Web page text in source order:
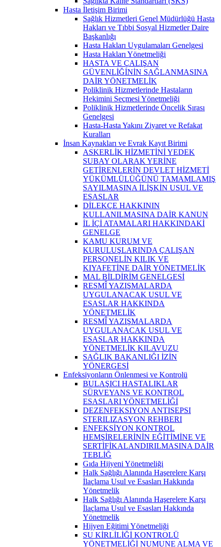
Hasta İletişim Birimi
Sağlık Hizmetleri Genel Müdürlüğü Hasta
Hakları ve Tıbbi Sosyal Hizmetler Daire
Başkanlığı
Hasta Hakları Uygulamaları Genelgesi
Hasta Hakları Yönetmeliği
HASTA VE ÇALIŞAN
GÜVENLİĞİNİN SAĞLANMASINA
DAİR YÖNETMELİK
Poliklinik Hizmetlerinde Hastaların
Hekimini Seçmesi Yönetmeliği
Poliklinik Hizmetlerinde Öncelik Sırası
Genelgesi
Hasta-Hasta Yakını Ziyaret ve Refakat
Kuralları
İnsan Kaynakları ve Evrak Kayıt Birimi
ASKERLİK HİZMETİNİ YEDEK
SUBAY OLARAK YERİNE
GETİRENLERİN DEVLET HİZMETİ
YÜKÜMLÜLÜĞÜNÜ TAMAMLAMIŞ
SAYILMASINA İLİŞKİN USUL VE
ESASLAR
DİLEKÇE HAKKININ
KULLANILMASINA DAİR KANUN
İL İÇİ ATAMALARI HAKKINDAKİ
GENELGE
KAMU KURUM VE
KURULUŞLARINDA ÇALIŞAN
PERSONELİN KILIK VE
KIYAFETİNE DAİR YÖNETMELİK
MAL BİLDİRİM GENELGESİ
RESMÎ YAZIŞMALARDA
UYGULANACAK USUL VE
ESASLAR HAKKINDA
YÖNETMELİK
RESMÎ YAZIŞMALARDA
UYGULANACAK USUL VE
ESASLAR HAKKINDA
YÖNETMELİK KILAVUZU
SAĞLIK BAKANLIĞI İZİN
YÖNERGESİ
Enfeksiyonların Önlenmesi ve Kontrolü
BULAŞICI HASTALIKLAR
SÜRVEYANS VE KONTROL
ESASLARI YÖNETMELİĞİ
DEZENFEKSIYON ANTISEPSI
STERILIZASYON REHBERI
ENFEKSİYON KONTROL
HEMŞİRELERİNİN EĞİTİMİNE VE
SERTİFİKALANDIRILMASINA DAİR
TEBLİĞ
Gıda Hijyeni Yönetmeliği
Halk Sağlığı Alanında Haşerelere Karşı
İlaçlama Usul ve Esasları Hakkında
Yönetmelik
Halk Sağlığı Alanında Haşerelere Karşı
İlaçlama Usul ve Esasları Hakkında
Yönetmelik
Hijyen Eğitimi Yönetmeliği
SU KİRLİLİĞİ KONTROLÜ
YÖNETMELİĞİ NUMUNE ALMA VE